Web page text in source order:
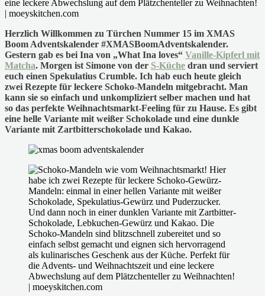
Herzlich Willkommen zu Türchen Nummer 15 im XMAS
Boom Adventskalender #XMASBoomAdventskalender.
Gestern gab es bei Ina von „What Ina loves“ Vanille-Kipferl mit
Matcha. Morgen ist Simone von der S-Küche dran und serviert
euch einen Spekulatius Crumble. Ich hab euch heute gleich
zwei Rezepte für leckere Schoko-Mandeln mitgebracht. Man
kann sie so einfach und unkompliziert selber machen und hat
so das perfekte Weihnachtsmarkt-Feeling für zu Hause. Es gibt
eine helle Variante mit weißer Schokolade und eine dunkle
Variante mit Zartbitterschokolade und Kakao.